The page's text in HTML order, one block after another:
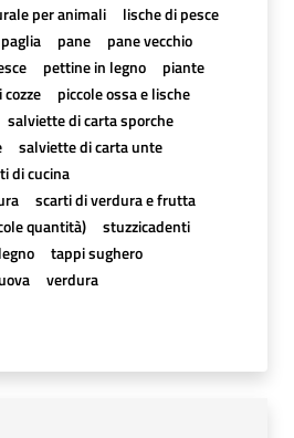
per animali
lische di pesce
paglia pane
pane vecchio
pettine in legno
piante
piccole ossa e lische
salviette di carta sporche
salviette di carta unte
di cucina
scarti di verdura e frutta
quantità)
stuzzicadenti
tappi sughero
verdura